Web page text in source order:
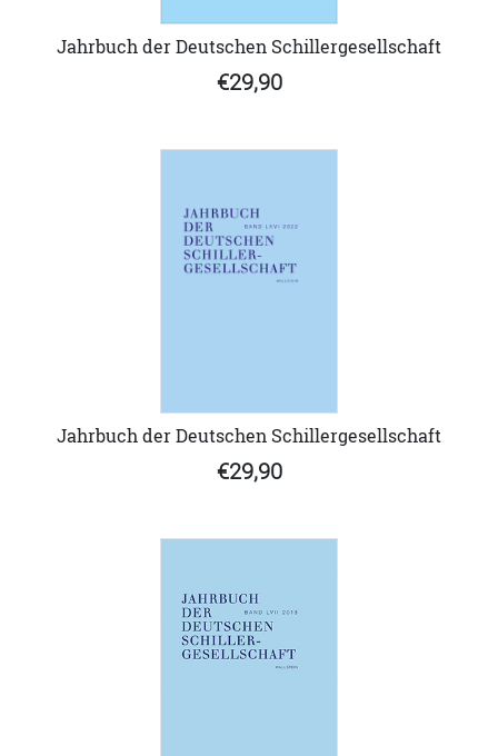
Jahrbuch der Deutschen Schillergesellschaft
€29,90
Jahrbuch der Deutschen Schillergesellschaft
€29,90